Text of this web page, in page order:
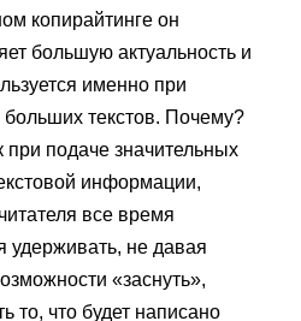
копирайтинге он
большую актуальность и
именно при
больших текстов. Почему?
при подаче значительных
информации,
все время
удерживать, не давая
«заснуть»,
то, что будет написано